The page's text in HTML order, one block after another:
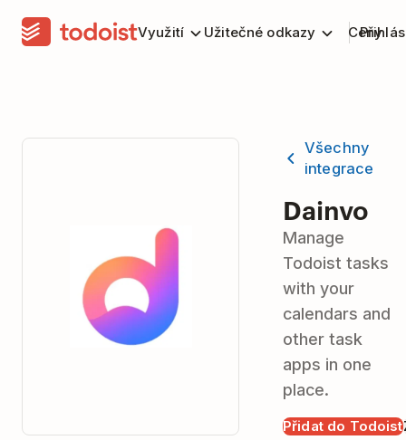
Využití Užitečné odkazy Ceny
Všechny
integrace
Dainvo
Manage
Todoist tasks
with your
calendars and
other task
apps in one
place.
Přidat do Todoist